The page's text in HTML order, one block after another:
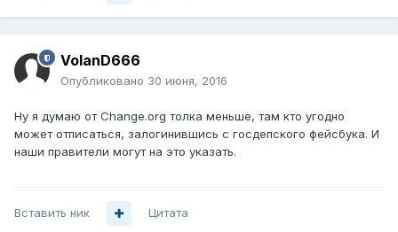
VolanD666
Опубликовано 30 июня, 2016
Ну я думаю от Change.org толка меньше, там кто угодно
может отписаться, залогинившись с госдепского фейсбука. И
наши правители могут на это указать.
Вставить ник Цитата